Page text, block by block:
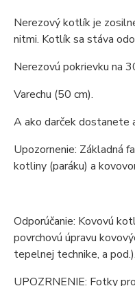
Nerezový kotlík je
nitmi. Kotlík sa stáva
Nerezovú pokrievku na
Varechu (50 cm).
A ako darček dostanete
Upozornenie: Základná
kotliny (paráku) a
Odporúčanie: Kovovú
povrchovú úpravu
tepelnej technike, a pod.).
UPOZRNENIE: Fotky